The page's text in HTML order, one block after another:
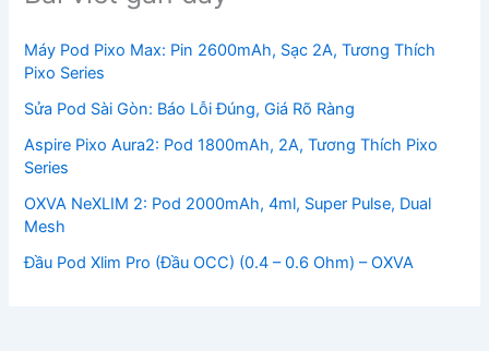
Máy Pod Pixo Max: Pin 2600mAh, Sạc 2A, Tương Thích
Pixo Series
Sửa Pod Sài Gòn: Báo Lỗi Đúng, Giá Rõ Ràng
Aspire Pixo Aura2: Pod 1800mAh, 2A, Tương Thích Pixo
Series
OXVA NeXLIM 2: Pod 2000mAh, 4ml, Super Pulse, Dual
Mesh
Đầu Pod Xlim Pro (Đầu OCC) (0.4 – 0.6 Ohm) – OXVA